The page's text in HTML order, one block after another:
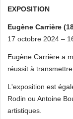
EXPOSITION
Eugène Carrière
17 octobre 2024 –
Eugène Carrière a
réussit à
L'exposition est
Rodin ou Antoine
artistiques.